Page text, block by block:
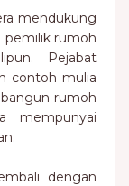
mendukung
pemilik rumoh
Pejabat
contoh mulia
rumoh
mempunyai
dengan